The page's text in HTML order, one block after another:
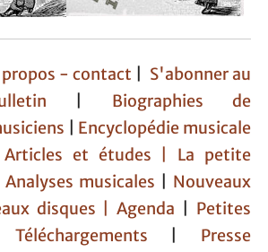
propos - contact
S'abonner au
Biographies de
Encyclopédie musicale
Articles et études | La petite
Analyses musicales
Nouveaux
disques |Agenda
Petites
Téléchargements
Presse